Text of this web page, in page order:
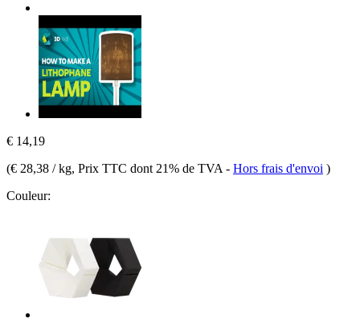
€ 14,19
(€ 28,38 / kg, Prix TTC dont 21% de TVA - Hors frais d'envoi )
Couleur: